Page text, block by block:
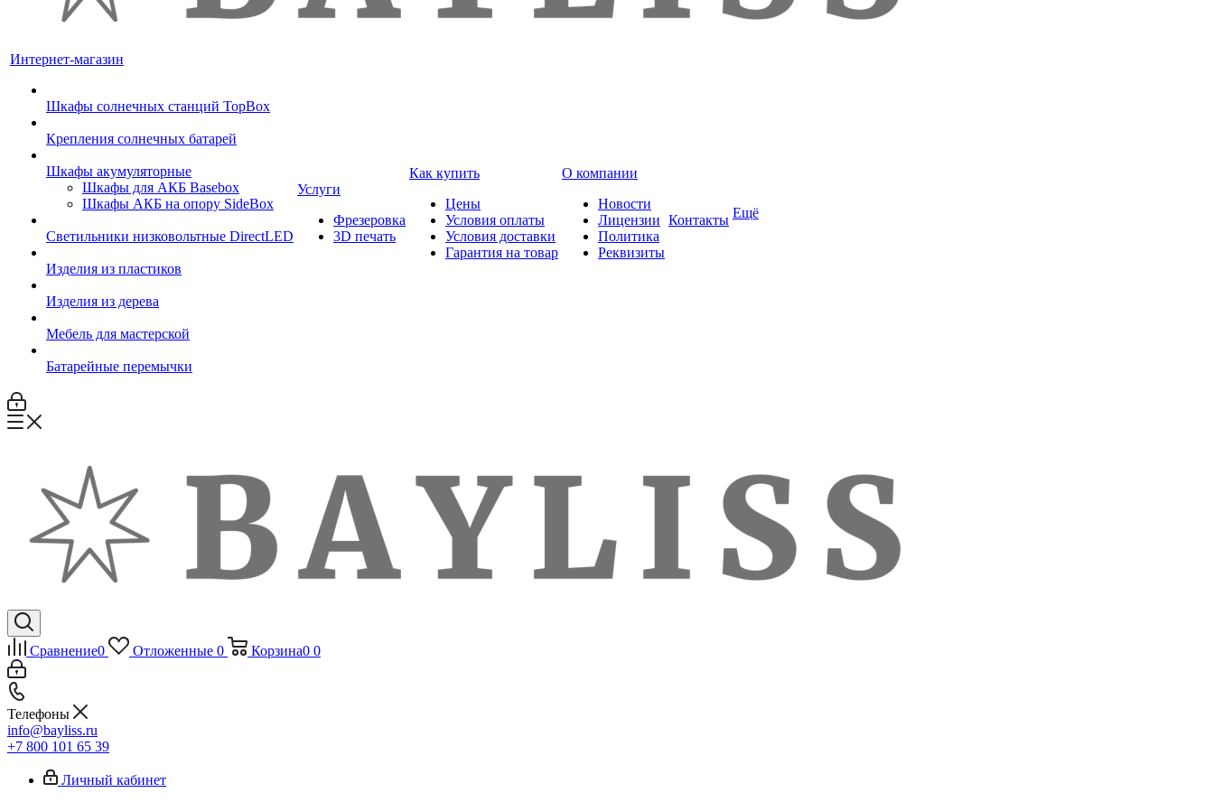
Интернет-магазин
Шкафы солнечных станций TopBox
Крепления солнечных батарей
Шкафы акумуляторные
Шкафы для АКБ Basebox
Шкафы АКБ на опору SideBox
Светильники низковольтные DirectLED
Изделия из пластиков
Изделия из дерева
Мебель для мастерской
Батарейные перемычки
Услуги
Фрезеровка
3D печать
Как купить
Цены
Условия оплаты
Условия доставки
Гарантия на товар
О компании
Новости
Лицензии
Политика
Реквизиты
Контакты Ещё
Сравнение0 Отложенные 0 Корзина0 0
Телефоны
info@bayliss.ru
+7 800 101 65 39
Личный кабинет